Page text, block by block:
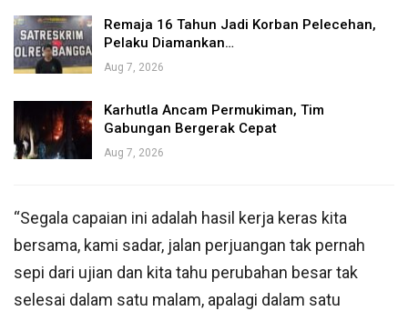
Remaja 16 Tahun Jadi Korban Pelecehan,
Pelaku Diamankan…
Aug 7, 2026
Karhutla Ancam Permukiman, Tim
Gabungan Bergerak Cepat
Aug 7, 2026
“Segala capaian ini adalah hasil kerja keras kita
bersama, kami sadar, jalan perjuangan tak pernah
sepi dari ujian dan kita tahu perubahan besar tak
selesai dalam satu malam, apalagi dalam satu